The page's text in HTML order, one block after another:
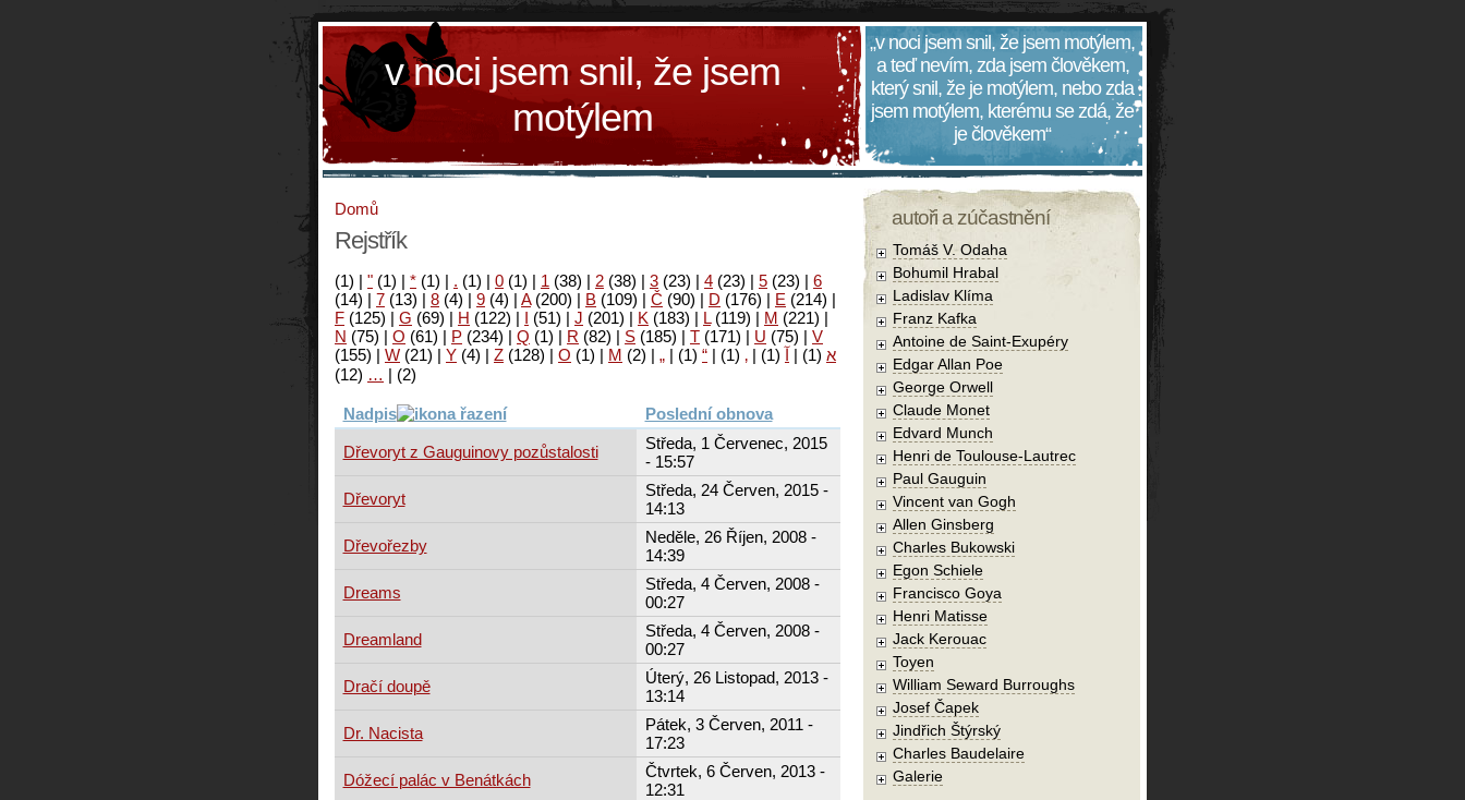
v noci jsem snil, že jsem
motýlem
„v noci jsem snil, že jsem motýlem,
a teď nevím, zda jsem člověkem,
který snil, že je motýlem, nebo zda
jsem motýlem, kterému se zdá, že
je člověkem“
Domů
Rejstřík
(1) | " (1) | * (1) | . (1) | 0 (1) | 1 (38) | 2 (38) | 3 (23) | 4 (23) | 5 (23) | 6
(14) | 7 (13) | 8 (4) | 9 (4) | A(200) | B (109) | Č (90) | D (176) | E (214) |
F (125) | G (69) | H (122) | I (51) | J (201) | K (183) | L(119) | M (221) |
N (75) | O (61) | P (234) | Q (1) | R (82) | S (185) | T (171) | U (75) | V
(155) | W (21) | Y (4) | Z (128) | Ο (1) | М (2) | א (1)
| آ (1)
|
‚
(1)
|
“
(1)
|
„
(2)
|
…
(12)
Nadpis Poslední obnova
Dřevoryt z Gauguinovy pozůstalosti
Středa, 1 Červenec, 2015
- 15:57
Dřevoryt
Středa, 24 Červen, 2015 -
14:13
Dřevořezby
Neděle, 26 Říjen, 2008 -
14:39
Dreams
Středa, 4 Červen, 2008 -
00:27
Dreamland
Středa, 4 Červen, 2008 -
00:27
Dračí doupě
Úterý, 26 Listopad, 2013 -
13:14
Dr. Nacista
Pátek, 3 Červen, 2011 -
17:23
Dóžecí palác v Benátkách
Čtvrtek, 6 Červen, 2013 -
12:31
autoři a zúčastnění
Tomáš V. Odaha
Bohumil Hrabal
Ladislav Klíma
Franz Kafka
Antoine de Saint-Exupéry
Edgar Allan Poe
George Orwell
Claude Monet
Edvard Munch
Henri de Toulouse-Lautrec
Paul Gauguin
Vincent van Gogh
Allen Ginsberg
Charles Bukowski
Egon Schiele
Francisco Goya
Henri Matisse
Jack Kerouac
Toyen
William Seward Burroughs
Josef Čapek
Jindřich Štýrský
Charles Baudelaire
Galerie